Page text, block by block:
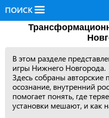
ПОИСК
В этом разделе
игры Нижнего Новгорода.
Здесь собраны авторские
осознание, внутренний
помогает понять, где
установки мешают, и как